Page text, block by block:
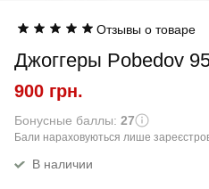
Отзывы о товаре
Джоггеры Pobedov
900 грн.
Бонусные баллы: 27
Бали нараховуються лише
В наличии